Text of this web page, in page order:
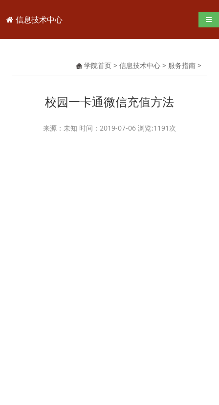
信息技术中心 导
学院首页 > 信息技术中心 > 服务指南 >
校园一卡通微信充值方法
来源：未知 时间：2019-07-06 浏览:1191 次